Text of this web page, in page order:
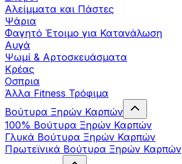
Αλείμματα και Πάστες
Ψάρια
Φαγητό Έτοιμο για Κατανάλωση
Αυγά
Ψωμί & Αρτοσκευάσματα
Κρέας
Οσπρια
Άλλα Fitness Τρόφιμα
Βούτυρα Ξηρών Καρπών
100% Βούτυρα Ξηρών Καρπών
Γλυκά Βούτυρα Ξηρών Καρπών
Πρωτεϊνικά Βούτυρα Ξηρών Καρπών